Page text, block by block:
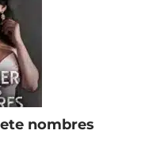
nombres